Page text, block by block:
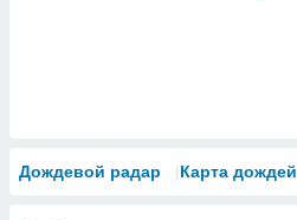
Дождевой радар Карта дождей